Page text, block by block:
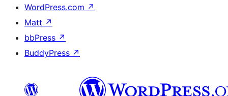
WordPress.com ↗
Matt ↗
bbPress ↗
BuddyPress ↗